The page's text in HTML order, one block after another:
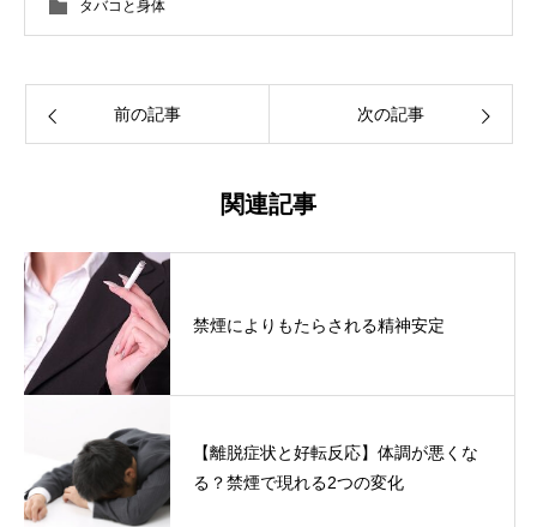
タバコと身体
前の記事 次の記事
関連記事
禁煙によりもたらされる精神安定
【離脱症状と好転反応】体調が悪くな
る？禁煙で現れる2つの変化